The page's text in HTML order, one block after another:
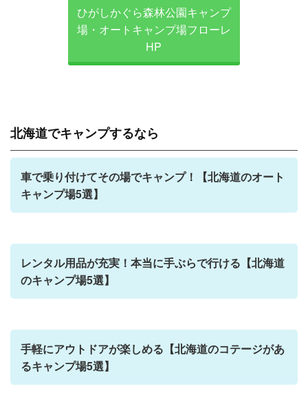
ひがしかぐら森林公園キャンプ
場・オートキャンプ場フローレ
HP
北海道でキャンプするなら
車で乗り付けてその場でキャンプ！【北海道のオート
キャンプ場5選】
レンタル用品が充実！本当に手ぶらで行ける【北海道
のキャンプ場5選】
手軽にアウトドアが楽しめる【北海道のコテージがあ
るキャンプ場5選】